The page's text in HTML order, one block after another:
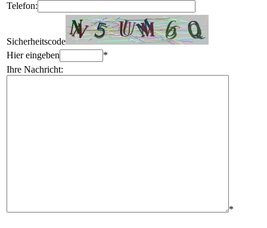
Telefon:
Sicherheitscode
Hier eingeben
*
Ihre Nachricht:
*